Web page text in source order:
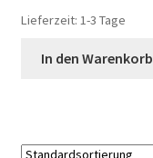
Lieferzeit: 1-3 Tage
In den Warenkorb